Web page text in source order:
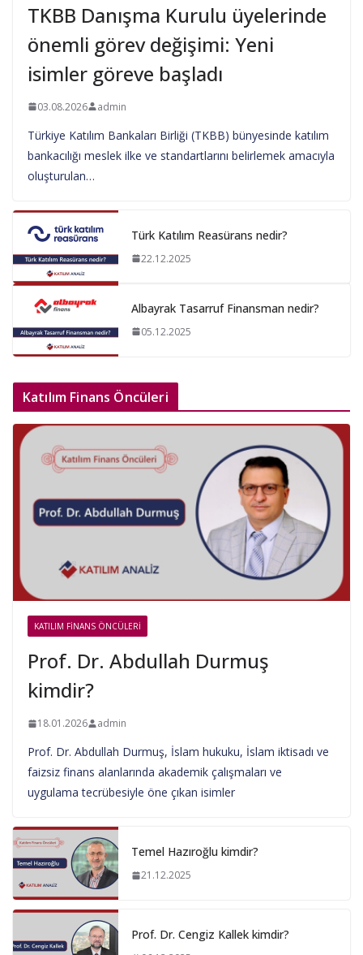
TKBB Danışma Kurulu üyelerinde
önemli görev değişimi: Yeni
isimler göreve başladı
03.08.2026 admin
Türkiye Katılım Bankaları Birliği (TKBB) bünyesinde katılım
bankacılığı meslek ilke ve standartlarını belirlemek amacıyla
oluşturulan…
Türk Katılım Reasürans nedir?
22.12.2025
Albayrak Tasarruf Finansman nedir?
05.12.2025
Katılım Finans Öncüleri
KATILIM FINANS ÖNCÜLERI
Prof. Dr. Abdullah Durmuş
kimdir?
18.01.2026 admin
Prof. Dr. Abdullah Durmuş, İslam hukuku, İslam iktisadı ve
faizsiz finans alanlarında akademik çalışmaları ve
uygulama tecrübesiyle öne çıkan isimler
Temel Hazıroğlu kimdir?
21.12.2025
Prof. Dr. Cengiz Kallek kimdir?